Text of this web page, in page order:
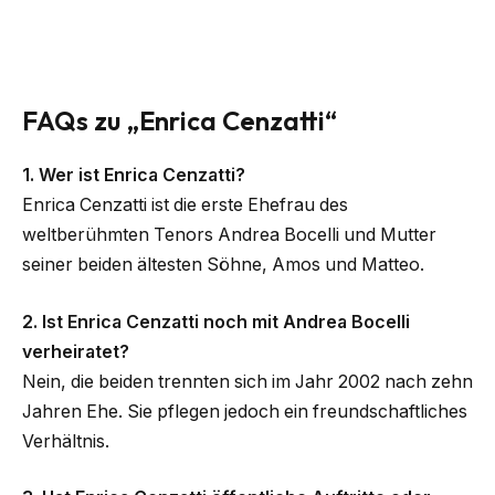
FAQs zu „Enrica Cenzatti“
1. Wer ist Enrica Cenzatti?
Enrica Cenzatti ist die erste Ehefrau des
weltberühmten Tenors Andrea Bocelli und Mutter
seiner beiden ältesten Söhne, Amos und Matteo.
2. Ist Enrica Cenzatti noch mit Andrea Bocelli
verheiratet?
Nein, die beiden trennten sich im Jahr 2002 nach zehn
Jahren Ehe. Sie pflegen jedoch ein freundschaftliches
Verhältnis.